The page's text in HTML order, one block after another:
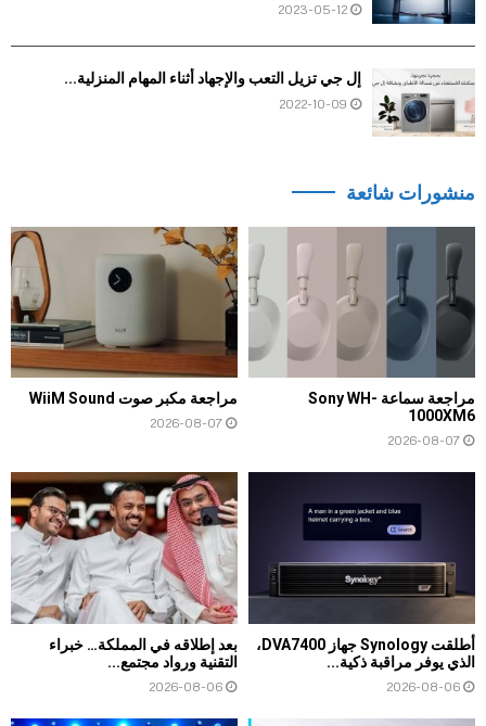
2023-05-12
إل جي تزيل التعب والإجهاد أثناء المهام المنزلية...
2022-10-09
منشورات شائعة
مراجعة سماعة Sony WH-
1000XM6
2026-08-07
مراجعة مكبر صوت WiiM Sound
2026-08-07
أطلقت Synology جهاز DVA7400،
الذي يوفر مراقبة ذكية...
2026-08-06
بعد إطلاقه في المملكة… خبراء
التقنية ورواد مجتمع...
2026-08-06